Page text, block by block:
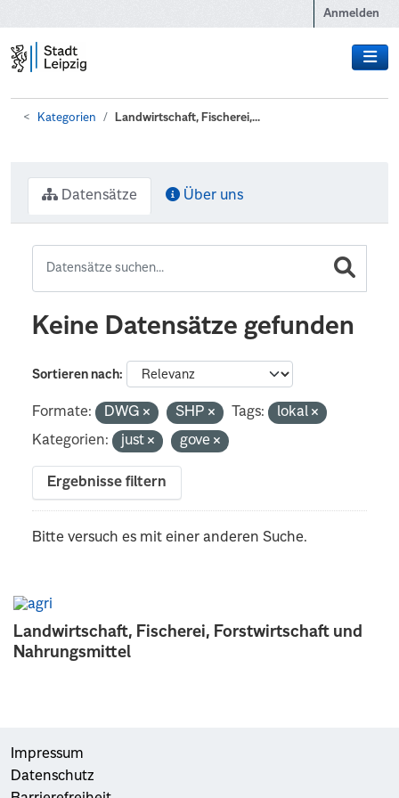
Anmelden
Kategorien Landwirtschaft, Fischerei,...
Landwirtschaft, Fischerei, Forstwirtschaft und
Nahrungsmittel
Datensätze Über uns
Keine Datensätze gefunden
Sortieren nach
Formate: DWG SHP Tags:
lokal
Kategorien:
just gove
Ergebnisse filtern
Bitte versuch es mit einer anderen Suche.
Impressum
Datenschutz